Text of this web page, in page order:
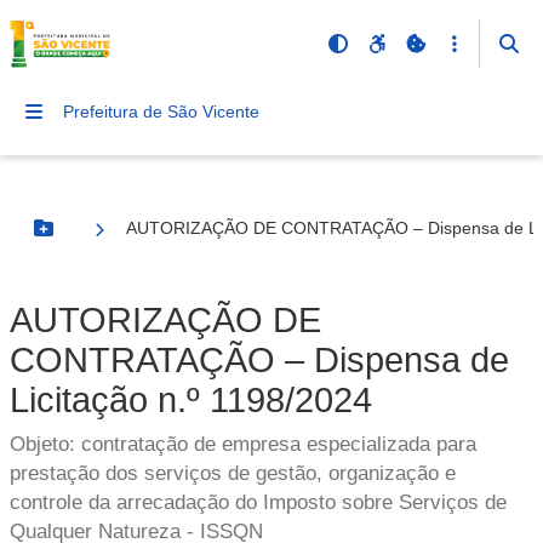
Prefeitura de São Vicente
Botão Menu
AUTORIZAÇÃO DE CONTRATAÇÃO – Dispensa de
AUTORIZAÇÃO DE
CONTRATAÇÃO – Dispensa de
Licitação n.º 1198/2024
Objeto: contratação de empresa especializada para
prestação dos serviços de gestão, organização e
controle da arrecadação do Imposto sobre Serviços de
Qualquer Natureza - ISSQN